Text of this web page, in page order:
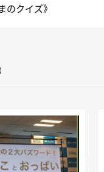
のクイズ》